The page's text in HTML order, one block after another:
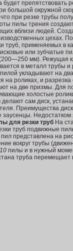
препятствовать
большой окружной
при резке трубы
пилы трения
вблизи людей.
цехах.
труб, применяемых в
или зубчатые
мм). Режущая
в металл трубы
укладывают на
роликах, и
на две призмы. Для
холостые
сам диск,
Преимущества
Недостатком
для резки труб На
труб подвижные
представлена на
вокруг трубы
10 пилы и в нужный
труба перемещает